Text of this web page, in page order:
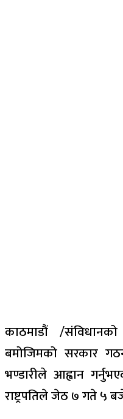
काठमाडौं /
बमोजिमको सरकार
भण्डारीले आह्वान
राष्ट्रपतिले जेठ ७ गते ५